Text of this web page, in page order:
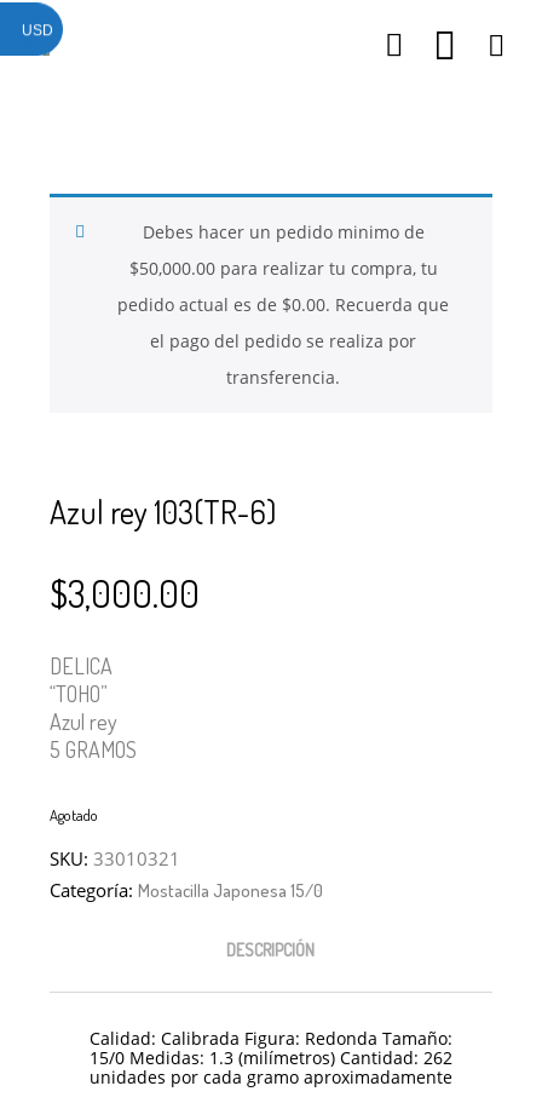
SE USAN PARA
BISUTERÍA Y
MOSTACILLA?
CURSOS
Debes hacer un pedido minimo de
$50,000.00para realizar tu compra, tu
pedido actual es de $0.00. Recuerda que
el pago del pedido se realiza por
transferencia.
Azul rey 103(TR-6)
$3,000.00
DELICA
“TOHO”
Azul rey
5 GRAMOS
Agotado
SKU:33010321
Categoría:Mostacilla Japonesa 15/0
DESCRIPCIÓN
Calidad: Calibrada Figura: Redonda Tamaño:
15/0 Medidas: 1.3 (milímetros) Cantidad: 262
unidades por cada gramo aproximadamente
USD